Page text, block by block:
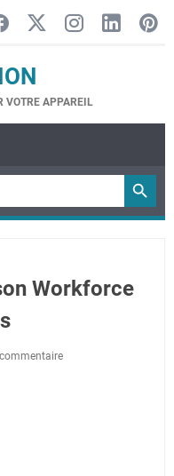
VOTRE APPAREIL
Workforce